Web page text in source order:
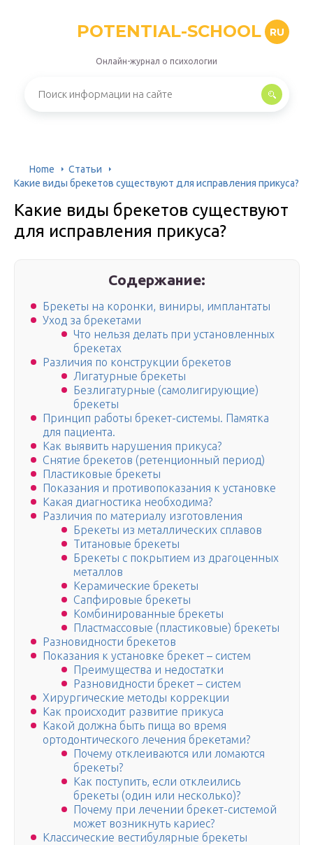
POTENTIAL-SCHOOL RU
Онлайн-журнал о психологии
Home
Статьи
Какие виды брекетов существуют для исправления прикуса?
Какие виды брекетов существуют
для исправления прикуса?
Содержание:
Брекеты на коронки, виниры, имплантаты
Уход за брекетами
Что нельзя делать при установленных
брекетах
Различия по конструкции брекетов
Лигатурные брекеты
Безлигатурные (самолигирующие)
брекеты
Принцип работы брекет-системы. Памятка
для пациента.
Как выявить нарушения прикуса?
Снятие брекетов (ретенционный период)
Пластиковые брекеты
Показания и противопоказания к установке
Какая диагностика необходима?
Различия по материалу изготовления
Брекеты из металлических сплавов
Титановые брекеты
Брекеты с покрытием из драгоценных
металлов
Керамические брекеты
Сапфировые брекеты
Комбинированные брекеты
Пластмассовые (пластиковые) брекеты
Разновидности брекетов
Показания к установке брекет – систем
Преимущества и недостатки
Разновидности брекет – систем
Хирургические методы коррекции
Как происходит развитие прикуса
Какой должна быть пища во время
ортодонтического лечения брекетами?
Почему отклеиваются или ломаются
брекеты?
Как поступить, если отклеились
брекеты (один или несколько)?
Почему при лечении брекет-системой
может возникнуть кариес?
Классические вестибулярные брекеты